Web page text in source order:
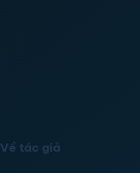
Về tác giả